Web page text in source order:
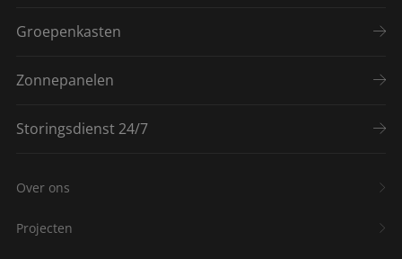
Groepenkasten
Zonnepanelen
Storingsdienst 24/7
Over ons
Projecten